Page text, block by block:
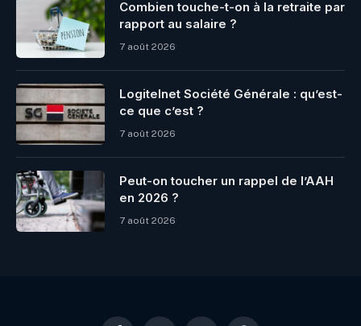
Combien touche-t-on à la retraite par
rapport au salaire ?
7 août 2026
Logitelnet Société Générale : qu’est-
ce que c’est ?
7 août 2026
Peut-on toucher un rappel de l’AAH
en 2026 ?
7 août 2026